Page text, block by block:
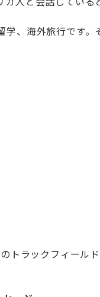
、海外旅行です
トラックフィールド